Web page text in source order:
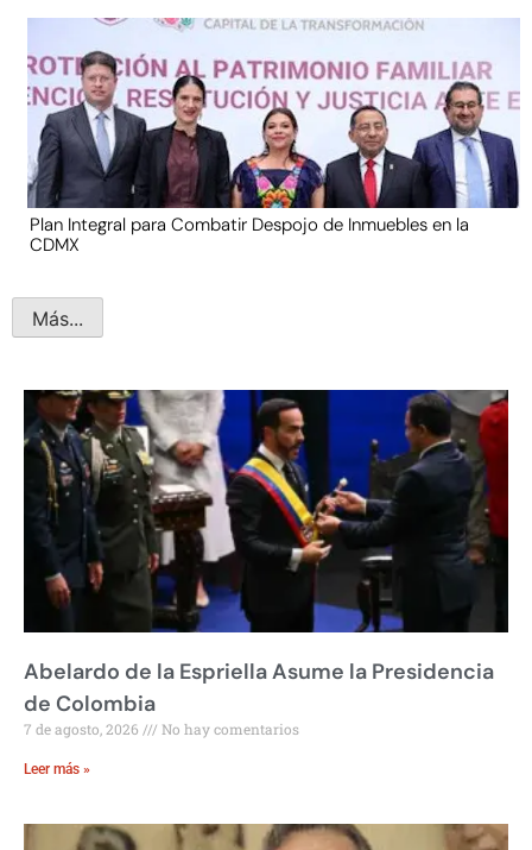
Plan Integral para Combatir Despojo de Inmuebles en la
CDMX
Más...
Abelardo de la Espriella Asume la Presidencia
de Colombia
7 de agosto, 2026 No hay comentarios
Leer más »